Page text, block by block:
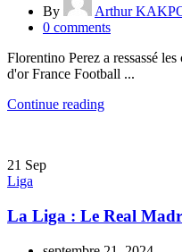
By
Arthur
0 comments
Florentino Perez a ressassé
d'or France Football ...
Continue reading
21 Sep
Liga
La Liga : Le Real